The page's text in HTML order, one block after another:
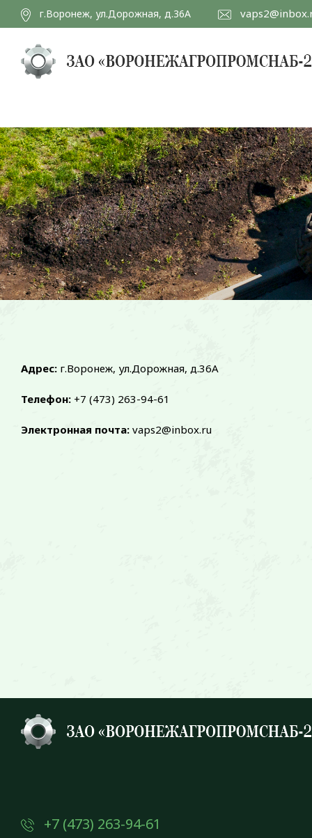
г.Воронеж, ул.Дорожная, д.36А
Адрес: г.Воронеж, ул.Дорожная, д.36А
Телефон: +7 (473) 263-94-61
Электронная почта: vaps2@inbox.ru
+7 (473) 263-94-61